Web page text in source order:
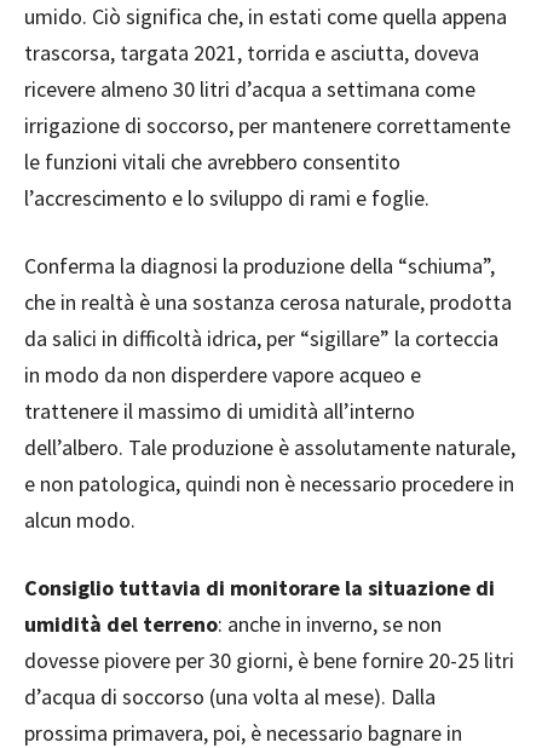
umido. Ciò significa che, in estati come quella appena
trascorsa, targata 2021, torrida e asciutta, doveva
ricevere almeno 30 litri d’acqua a settimana come
irrigazione di soccorso, per mantenere correttamente
le funzioni vitali che avrebbero consentito
l’accrescimento e lo sviluppo di rami e foglie.
Conferma la diagnosi la produzione della “schiuma”,
che in realtà è una sostanza cerosa naturale, prodotta
da salici in difficoltà idrica, per “sigillare” la corteccia
in modo da non disperdere vapore acqueo e
trattenere il massimo di umidità all’interno
dell’albero. Tale produzione è assolutamente naturale,
e non patologica, quindi non è necessario procedere in
alcun modo.
Consiglio tuttavia di monitorare la situazione di
umidità del terreno: anche in inverno, se non
dovesse piovere per 30 giorni, è bene fornire 20-25 litri
d’acqua di soccorso (una volta al mese). Dalla
prossima primavera, poi, è necessario bagnare in